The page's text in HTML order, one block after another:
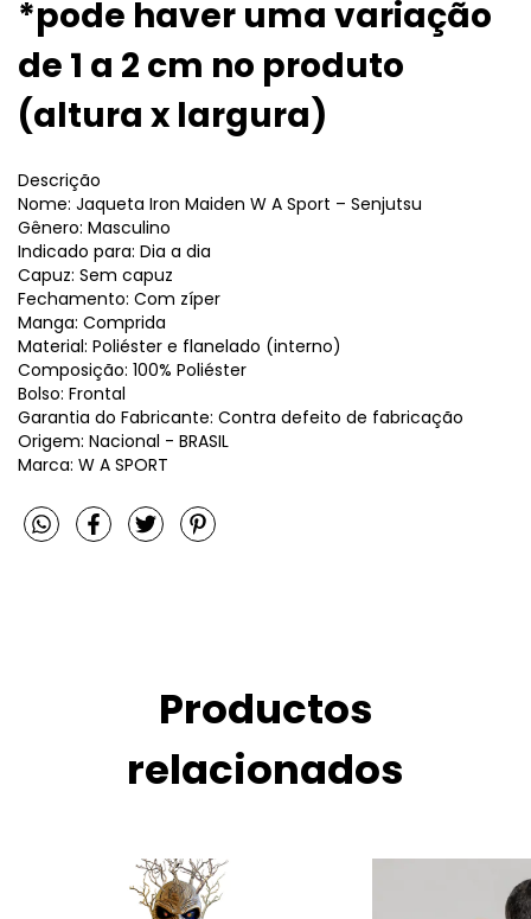
*pode haver uma variação
de 1 a 2 cm no produto
(altura x largura)
Descrição
Nome: Jaqueta Iron Maiden W A Sport – Senjutsu
Gênero: Masculino
Indicado para: Dia a dia
Capuz: Sem capuz
Fechamento: Com zíper
Manga: Comprida
Material: Poliéster e flanelado (interno)
Composição: 100% Poliéster
Bolso: Frontal
Garantia do Fabricante: Contra defeito de fabricação
Origem: Nacional - BRASIL
Marca: W A SPORT
Productos
relacionados